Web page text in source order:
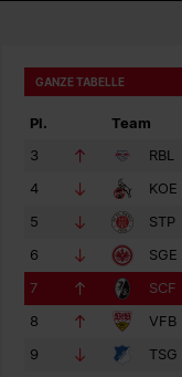
GANZE TABELLE
Pl. Team
3
RBL
4
KOE
5
STP
6
SGE
7
SCF
8
VFB
9
TSG